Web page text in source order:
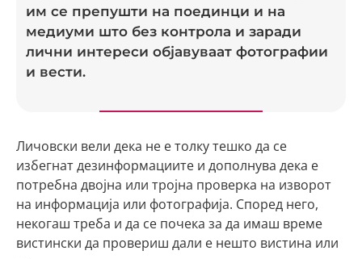
им се препушти на поединци и на
медиуми што без контрола и заради
лични интереси објавуваат фотографии
и вести.
Личовски вели дека не е толку тешко да се
избегнат дезинформациите и дополнува дека е
потребна двојна или тројна проверка на изворот
на информација или фотографија. Според него,
некогаш треба и да се почека за да имаш време
вистински да провериш дали е нешто вистина или